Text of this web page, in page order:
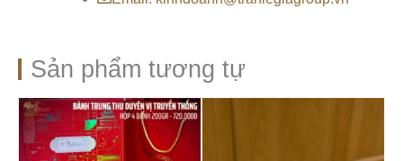
Sản phẩm tương tự